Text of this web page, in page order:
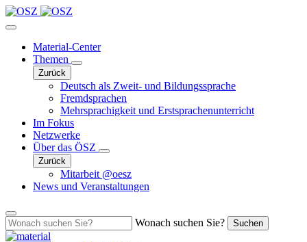
Material-Center
Themen
Zurück
Deutsch als Zweit- und Bildungssprache
Fremdsprachen
Mehrsprachigkeit und Erstsprachenunterricht
Im Fokus
Netzwerke
Über das ÖSZ
Zurück
Mitarbeit @oesz
News und Veranstaltungen
Wonach suchen Sie? Suchen